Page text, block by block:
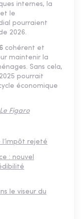
internes, la
le
pourraient
2026.
cohérent et
maintenir la
Sans cela,
pourrait
économique
Le Figaro
rejeté
: nouvel
le viseur du